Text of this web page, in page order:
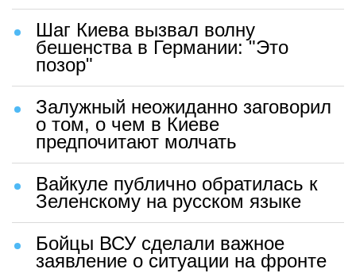
Шаг Киева вызвал волну
бешенства в Германии: "Это
позор"
Залужный неожиданно заговорил
о том, о чем в Киеве
предпочитают молчать
Вайкуле публично обратилась к
Зеленскому на русском языке
Бойцы ВСУ сделали важное
заявление о ситуации на фронте